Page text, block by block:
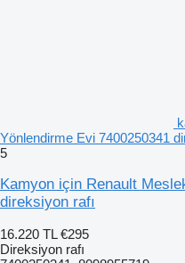
Yönlendirme Evi 7400250341
5
Kamyon için Renault
direksiyon rafı
16.220 TL €295
Direksiyon rafı